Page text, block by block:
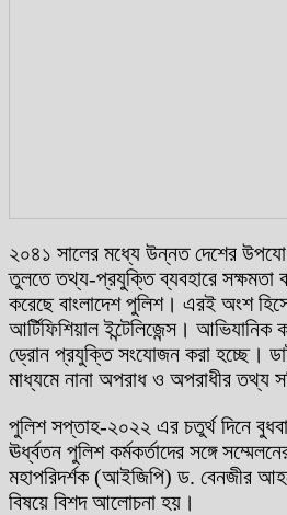
২০৪১ সালের মধ্যে উন্নত দেশের
তুলতে তথ্য-প্রযুক্তি ব্যবহারে সক্ষমতা
করেছে বাংলাদেশ পুলিশ। এরই অংশ
আর্টিফিশিয়াল ইন্টেলিজেন্স। আভিযানিক
ড্রোন প্রযুক্তি সংযোজন করা হচ্ছে।
মাধ্যমে নানা অপরাধ ও অপরাধীর তথ্য
পুলিশ সপ্তাহ-২০২২ এর চতুর্থ দিনে
ঊর্ধ্বতন পুলিশ কর্মকর্তাদের সঙ্গে
মহাপরিদর্শক (আইজিপি) ড. বেনজীর
বিষয়ে বিশদ আলোচনা হয়।